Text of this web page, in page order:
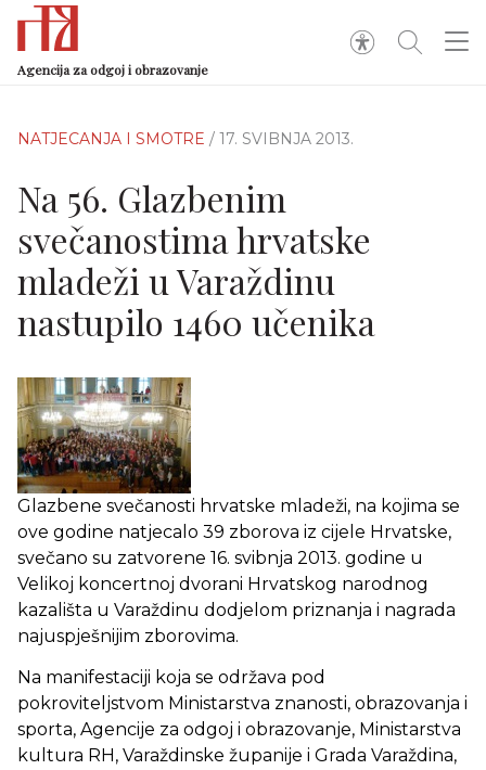
Agencija za odgoj i obrazovanje
NATJECANJA I SMOTRE / 17. SVIBNJA 2013.
Na 56. Glazbenim
svečanostima hrvatske
mladeži u Varaždinu
nastupilo 1460 učenika
Glazbene svečanosti hrvatske mladeži, na kojima se
ove godine natjecalo 39 zborova iz cijele Hrvatske,
svečano su zatvorene 16. svibnja 2013. godine u
Velikoj koncertnoj dvorani Hrvatskog narodnog
kazališta u Varaždinu dodjelom priznanja i nagrada
najuspješnijim zborovima.
Na manifestaciji koja se održava pod
pokroviteljstvom Ministarstva znanosti, obrazovanja i
sporta, Agencije za odgoj i obrazovanje, Ministarstva
kultura RH, Varaždinske županije i Grada Varaždina,